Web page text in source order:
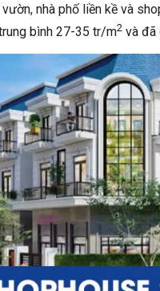
nhà phố liền kề và
bình 27-35 tr/m2 và đã